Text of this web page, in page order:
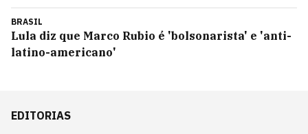
BRASIL
Lula diz que Marco Rubio é 'bolsonarista' e 'anti-
latino-americano'
EDITORIAS